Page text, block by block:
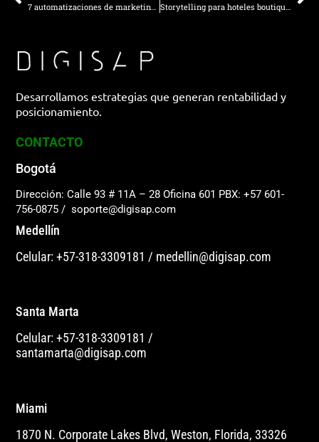
7 automatizaciones de marketing para hoteles boutique en LATAM Storytelling para hoteles boutique: de la historia a la reserva
Desarrollamos estrategias que generan rentabilidad y
posicionamiento.
CONTACTO
Bogotá
Dirección: Calle 93 # 11A – 28 Oficina 601 PBX: +57 601-
756-0875 / soporte@digisap.com
Medellín
Celular: +57-318-3309181 / medellin@digisap.com
Santa Marta
Celular: +57-318-3309181 /
santamarta@digisap.com
Miami
1870 N. Corporate Lakes Blvd, Weston, Florida, 33326